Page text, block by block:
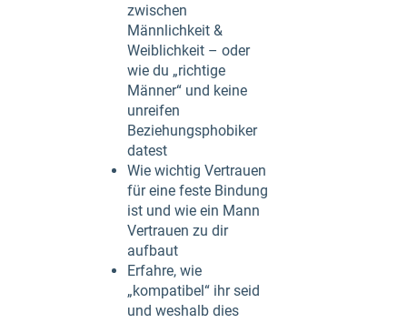
zwischen
Männlichkeit &
Weiblichkeit – oder
wie du „richtige
Männer“ und keine
unreifen
Beziehungsphobiker
datest
Wie wichtig Vertrauen
für eine feste Bindung
ist und wie ein Mann
Vertrauen zu dir
aufbaut
Erfahre, wie
„kompatibel“ ihr seid
und weshalb dies